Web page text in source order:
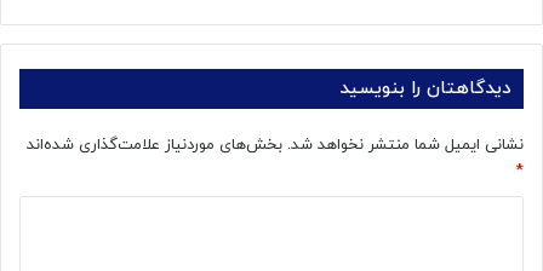
دیدگاهتان را بنویسید
نشانی ایمیل شما منتشر نخواهد شد. بخش‌های موردنیاز علامت‌گذاری شده‌اند
*